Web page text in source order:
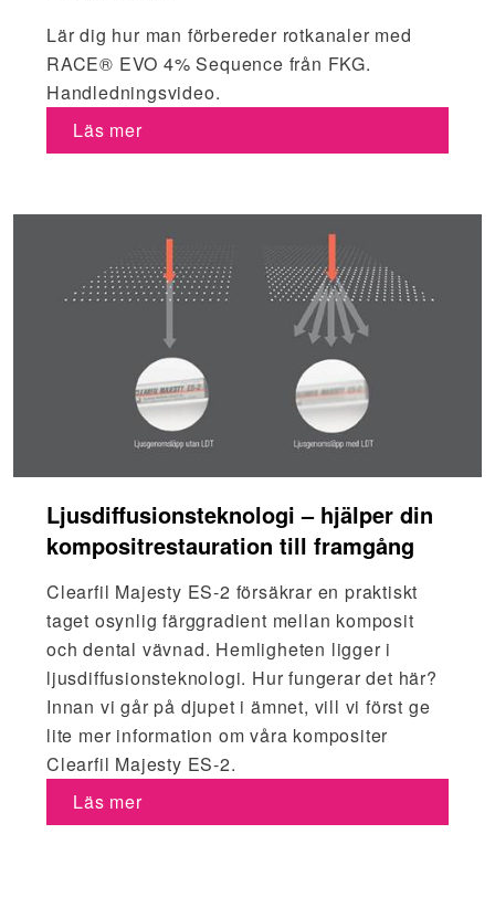
Lär dig hur man förbereder rotkanaler med
RACE® EVO 4% Sequence från FKG.
Handledningsvideo.
Läs mer
Ljusdiffusionsteknologi – hjälper din
kompositrestauration till framgång
Clearfil Majesty ES-2 försäkrar en praktiskt
taget osynlig färggradient mellan komposit
och dental vävnad. Hemligheten ligger i
ljusdiffusionsteknologi. Hur fungerar det här?
Innan vi går på djupet i ämnet, vill vi först ge
lite mer information om våra kompositer
Clearfil Majesty ES-2.
Läs mer